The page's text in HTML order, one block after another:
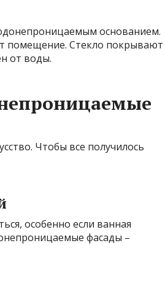
основанием.
помещение. Стекло покрывают
от воды.
Чтобы все получилось
особенно если ванная
фасады –